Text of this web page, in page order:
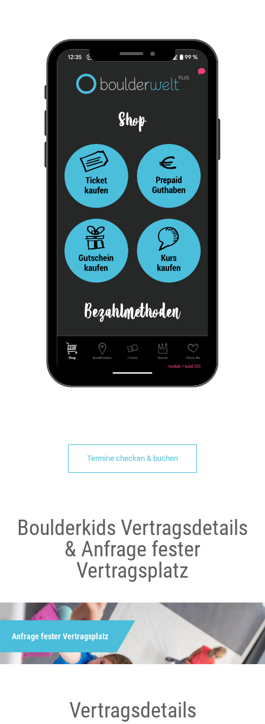
Termine checken & buchen
Boulderkids Vertragsdetails
& Anfrage fester
Vertragsplatz
Anfrage fester Vertragsplatz
Vertragsdetails